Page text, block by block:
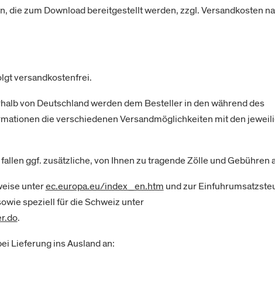
die zum Download bereitgestellt werden, zzgl. Versandkosten
versandkostenfrei.
von Deutschland werden dem Besteller in den während des
die verschiedenen Versandmöglichkeiten mit den
ggf. zusätzliche, von Ihnen zu tragende Zölle und Gebühren
unterec.europa.eu/index_en.htm und zur
speziell für die Schweiz unter
.
Lieferung ins Ausland an: